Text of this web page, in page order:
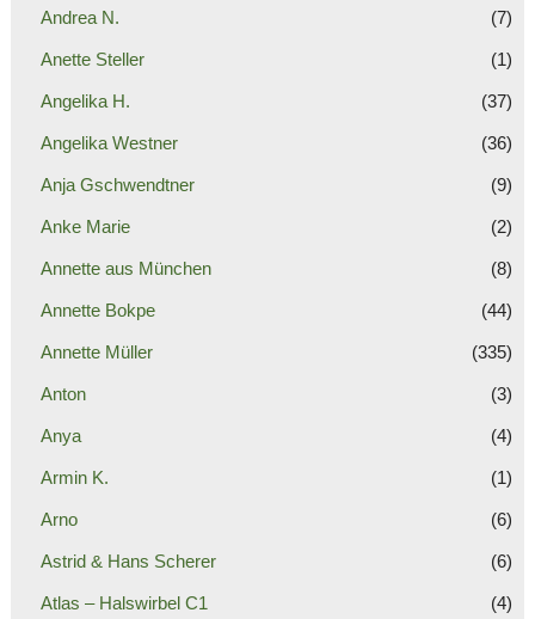
Andrea N. (7)
Anette Steller (1)
Angelika H. (37)
Angelika Westner (36)
Anja Gschwendtner (9)
Anke Marie (2)
Annette aus München (8)
Annette Bokpe (44)
Annette Müller (335)
Anton (3)
Anya (4)
Armin K. (1)
Arno (6)
Astrid & Hans Scherer (6)
Atlas – Halswirbel C1 (4)